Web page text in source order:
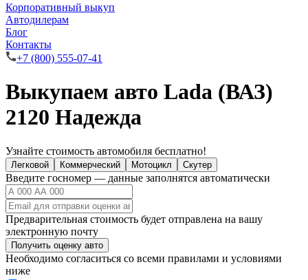
Корпоративный выкуп
Автодилерам
Блог
Контакты
+7 (800) 555-07-41
Выкупаем авто Lada (ВАЗ)
2120 Надежда
Узнайте стоимость автомобиля бесплатно!
Легковой Коммерческий Мотоцикл Скутер
Введите госномер — данные заполнятся автоматически
Предварительная стоимость будет отправлена на вашу
электронную почту
Получить оценку авто
Необходимо согласиться со всеми правилами и условиями
ниже